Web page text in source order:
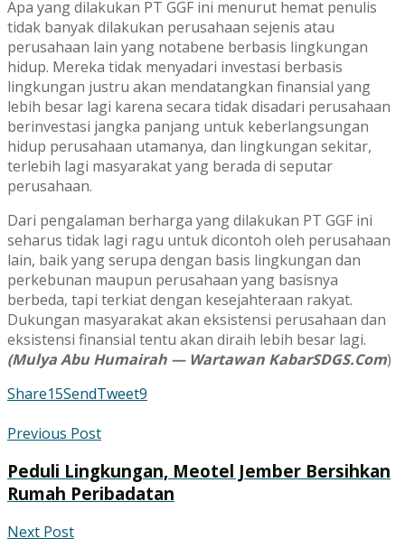
Apa yang dilakukan PT GGF ini menurut hemat penulis
tidak banyak dilakukan perusahaan sejenis atau
perusahaan lain yang notabene berbasis lingkungan
hidup. Mereka tidak menyadari investasi berbasis
lingkungan justru akan mendatangkan finansial yang
lebih besar lagi karena secara tidak disadari perusahaan
berinvestasi jangka panjang untuk keberlangsungan
hidup perusahaan utamanya, dan lingkungan sekitar,
terlebih lagi masyarakat yang berada di seputar
perusahaan.
Dari pengalaman berharga yang dilakukan PT GGF ini
seharus tidak lagi ragu untuk dicontoh oleh perusahaan
lain, baik yang serupa dengan basis lingkungan dan
perkebunan maupun perusahaan yang basisnya
berbeda, tapi terkiat dengan kesejahteraan rakyat.
Dukungan masyarakat akan eksistensi perusahaan dan
eksistensi finansial tentu akan diraih lebih besar lagi.
(Mulya Abu Humairah — Wartawan KabarSDGS.Com)
Share15SendTweet9
Previous Post
Peduli Lingkungan, Meotel Jember Bersihkan
Rumah Peribadatan
Next Post